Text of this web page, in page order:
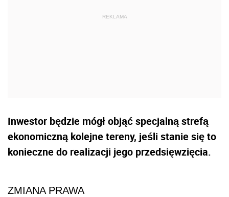
Inwestor będzie mógł objąć specjalną strefą
ekonomiczną kolejne tereny, jeśli stanie się to
konieczne do realizacji jego przedsięwzięcia.
ZMIANA PRAWA